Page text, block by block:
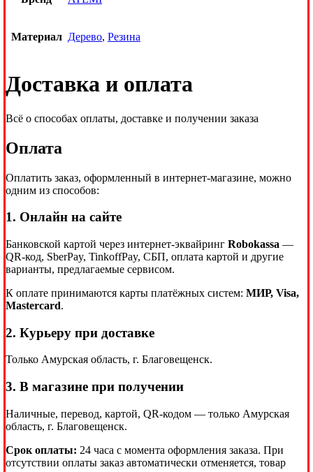
Материал Дерево, Резина
Доставка и оплата
Всё о способах оплаты, доставке и получении заказа
Оплата
Оплатить заказ, оформленный в интернет-магазине, можно
одним из способов:
1. Онлайн на сайте
Банковской картой через интернет-эквайринг Robokassa —
QR-код, SberPay, TinkoffPay, СБП, оплата картой и другие
варианты, предлагаемые сервисом.
К оплате принимаются карты платёжных систем: МИР, Visa,
Mastercard.
2. Курьеру при доставке
Только Амурская область, г. Благовещенск.
3. В магазине при получении
Наличные, перевод, картой, QR-кодом — только Амурская
область, г. Благовещенск.
Срок оплаты: 24 часа с момента оформления заказа. При
отсутствии оплаты заказ автоматически отменяется, товар